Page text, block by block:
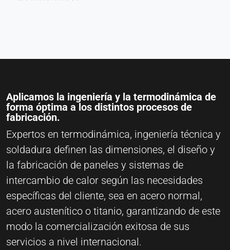
Aplicamos la ingeniería y la termodinámica de
forma óptima a los distintos procesos de
fabricación.
Expertos en termodinámica, ingeniería técnica y
soldadura definen las dimensiones, el diseño y
la fabricación de paneles y sistemas de
intercambio de calor según las necesidades
específicas del cliente, sea en acero normal,
acero austenítico o titanio, garantizando de este
modo la comercialización exitosa de sus
servicios a nivel internacional.